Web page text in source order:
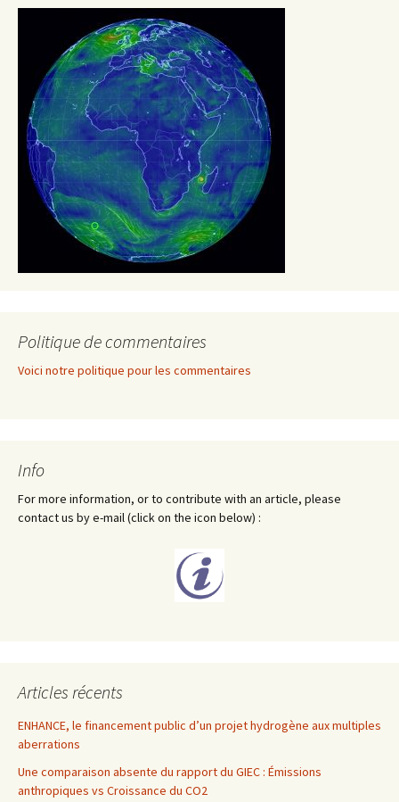
Politique de commentaires
Voici notre politique pour les commentaires
Info
For more information, or to contribute with an article, please
contact us by e-mail (click on the icon below) :
Articles récents
ENHANCE, le financement public d’un projet hydrogène aux multiples
aberrations
Une comparaison absente du rapport du GIEC : Émissions
anthropiques vs Croissance du CO2